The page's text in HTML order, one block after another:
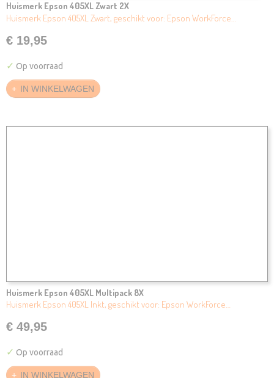
Huismerk Epson 405XL Zwart 2X
Huismerk Epson 405XL Zwart, geschikt voor: Epson WorkForce…
€ 19,95
✓ Op voorraad
IN WINKELWAGEN
Huismerk Epson 405XL Multipack 8X
Huismerk Epson 405XL Inkt, geschikt voor: Epson WorkForce…
€ 49,95
✓ Op voorraad
IN WINKELWAGEN